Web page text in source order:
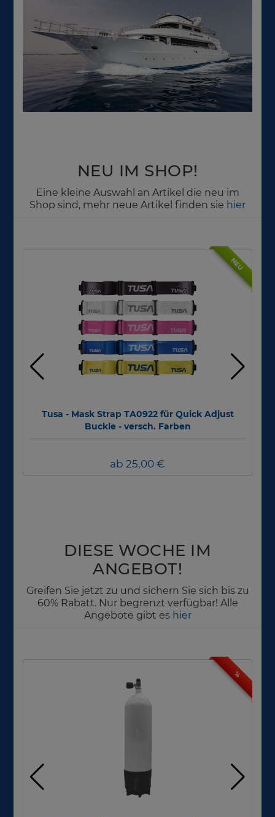
NEU IM SHOP!
Eine kleine Auswahl an Artikel die neu im
Shop sind, mehr neue Artikel finden sie hier
NEU
Tusa - Mask Strap TA0922 für Quick Adjust
Buckle - versch. Farben
ab 25,00 €
DIESE WOCHE IM
ANGEBOT!
Greifen Sie jetzt zu und sichern Sie sich bis zu
60% Rabatt. Nur begrenzt verfügbar! Alle
Angebote gibt es hier
%